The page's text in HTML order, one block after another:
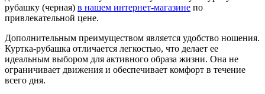
рубашку (черная) в нашем интернет-магазине по
привлекательной цене.
Дополнительным преимуществом является удобство ношения.
Куртка-рубашка отличается легкостью, что делает ее
идеальным выбором для активного образа жизни. Она не
ограничивает движения и обеспечивает комфорт в течение
всего дня.